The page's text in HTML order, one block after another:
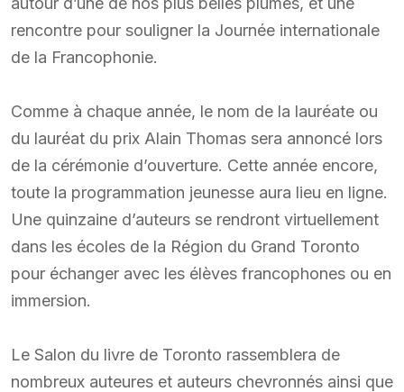
rencontre pour souligner la Journée internationale
de la Francophonie.
Comme à chaque année, le nom de la lauréate ou
du lauréat du prix Alain Thomas sera annoncé lors
de la cérémonie d’ouverture. Cette année encore,
toute la programmation jeunesse aura lieu en ligne.
Une quinzaine d’auteurs se rendront virtuellement
dans les écoles de la Région du Grand Toronto
pour échanger avec les élèves francophones ou en
immersion.
Le Salon du livre de Toronto rassemblera de
nombreux auteures et auteurs chevronnés ainsi que